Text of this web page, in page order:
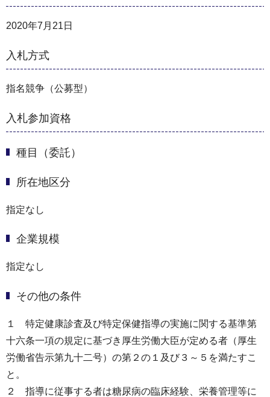
2020年7月21日
入札方式
指名競争（公募型）
入札参加資格
種目（委託）
所在地区分
指定なし
企業規模
指定なし
その他の条件
１ 特定健康診査及び特定保健指導の実施に関する基準第
十六条一項の規定に基づき厚生労働大臣が定める者（厚生
労働省告示第九十二号）の第２の１及び３～５を満たすこ
と。
２ 指導に従事する者は糖尿病の臨床経験、栄養管理等に